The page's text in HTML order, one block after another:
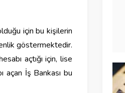
için bu kişilerin
göstermektedir.
açtığı için, lise
açan İş Bankası bu